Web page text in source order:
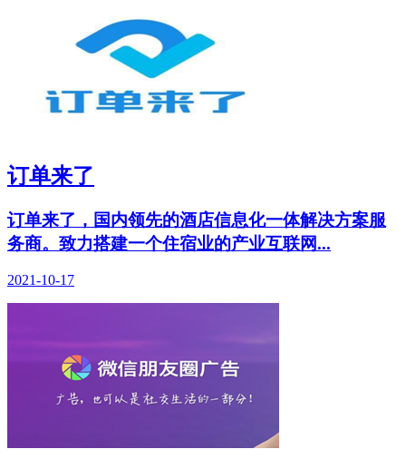
订单来了
订单来了，国内领先的酒店信息化一体解决方案服
务商。致力搭建一个住宿业的产业互联网...
2021-10-17